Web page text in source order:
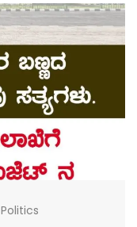
Politics